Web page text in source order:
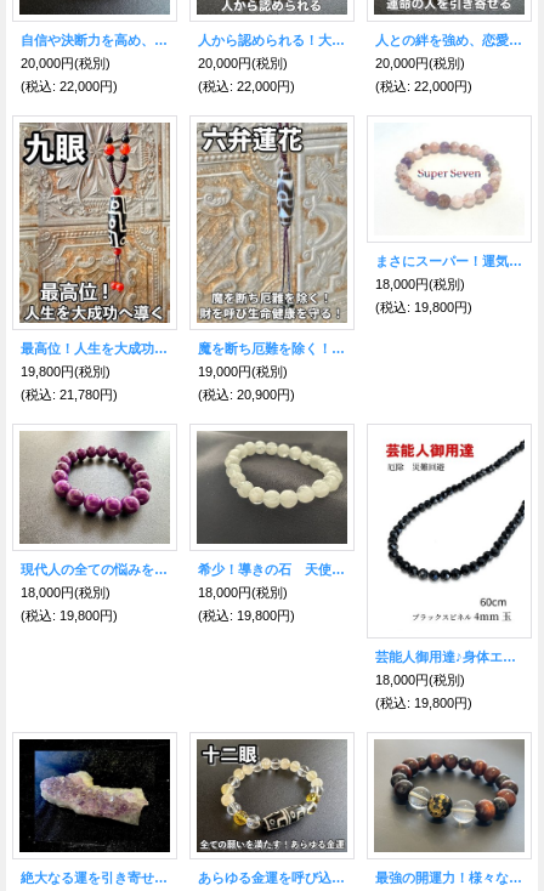
自信や決断力を高め、人間関係を深める！レッドルチルクォーツブレスレット
20,000円(税別)
(税込: 22,000円)
人から認められる！大人天珠＆ホワイト瑪瑙＆ゴールデンオーラ ブレスレット
20,000円(税別)
(税込: 22,000円)
人との絆を強め、恋愛面の障害を克服する！二眼天珠＆ホワイト瑪瑙＆ゴールデンオーラ ブレスレット
20,000円(税別)
(税込: 22,000円)
最高位！人生を大成功に導き幸福を得る！九眼天珠 紐ネックレス
19,800円(税別)
(税込: 21,780円)
魔を断ち厄難を除く！財を呼び生命健康を守る！六弁蓮花天珠 紐ネックレス
19,000円(税別)
(税込: 20,900円)
まさにスーパー！運気好転を目指すなら★愛と調和のスーパーセブン7mmブレス A
18,000円(税別)
(税込: 19,800円)
現代人の全ての悩みを解消する究極のヒーリングストーン！世界3大石☆スギライト10ｍｍブレス
18,000円(税別)
(税込: 19,800円)
希少！導きの石 天使の羽入り☆強力なヒーリングストーン！エンジェルフェザーインフローライト8mm A
18,000円(税別)
(税込: 19,800円)
芸能人御用達♪身体エネルギーを活性化！魔除けにも ブラックスピネル・ネックレスL 4mm 60cm~Silver925~
18,000円(税別)
(税込: 19,800円)
絶大なる運を引き寄せるパワー！アメジスト原石 ブラジル産
あらゆる金運を呼び込み、全ての願いを満たす！十二眼天珠ブレスレット＆ルチルクォーツAAA＆イエローシトリン＆水晶
最強の開運力！様々な運を高め成功へと導く 双龍彫りオニキス＆レッドタイガーアイ ブレスレット